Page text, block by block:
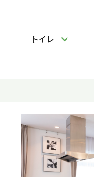
トイレ